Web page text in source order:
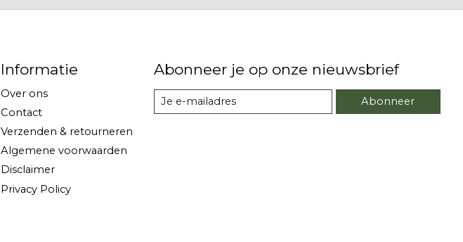
Informatie
Over ons
Contact
Verzenden & retourneren
Algemene voorwaarden
Disclaimer
Privacy Policy
Abonneer je op onze nieuwsbrief
Abonneer